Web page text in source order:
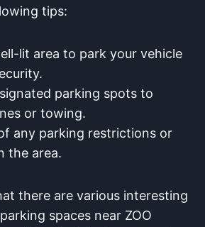
tips:
lit area to ​park your vehicle
⁢parking spots ‌to
or towing.
any parking restrictions or
the area.
there are ‌various interesting
spaces ​near ZOO⁢